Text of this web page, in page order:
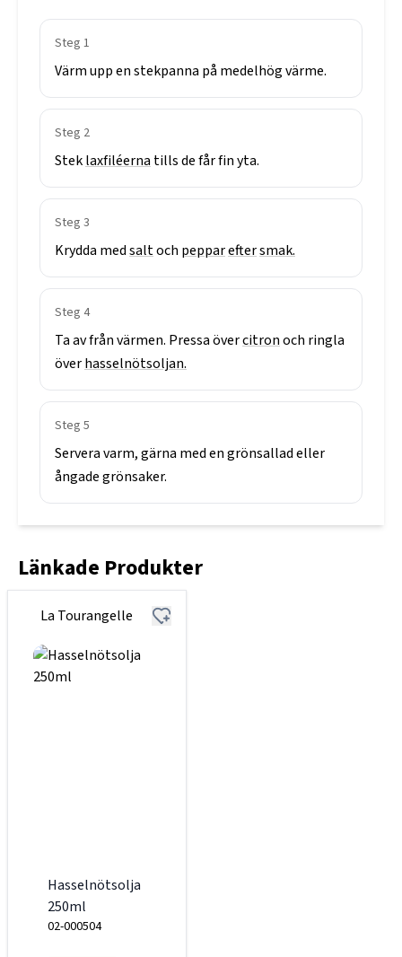
Steg 1
Värmuppenstekpanna på medelhögvärme.
Steg 2
Steklaxfiléerna tillsdefårfinyta.
Steg 3
Krydda medsaltoch peppareftersmak.
Steg 4
Taavfrånvärmen. Pressaövercitronoch ringla
överhasselnötsoljan.
Steg 5
Serveravarm,gärna medengrönsalladeller
ångadegrönsaker.
Länkade Produkter
La Tourangelle
Hasselnötsolja
250ml
02-000504